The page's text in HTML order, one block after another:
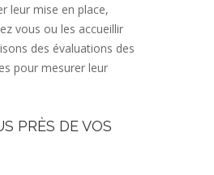
leur mise en place,
vous ou les accueillir
des évaluations des
pour mesurer leur
PRÈS DE VOS